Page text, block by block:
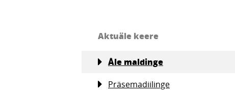
Aktuäle keere
Åle maldinge
Präsemadiilinge